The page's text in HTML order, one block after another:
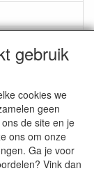
gebruik
cookies we
geen
de site en je
ons om onze
Ga je voor
Vink dan